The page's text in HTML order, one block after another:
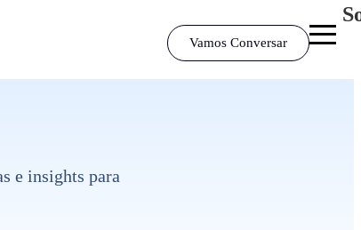
Vamos Conversar
e insights para